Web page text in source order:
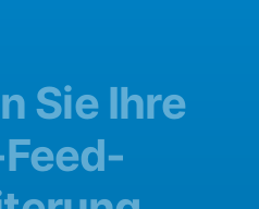
Sie Ihre